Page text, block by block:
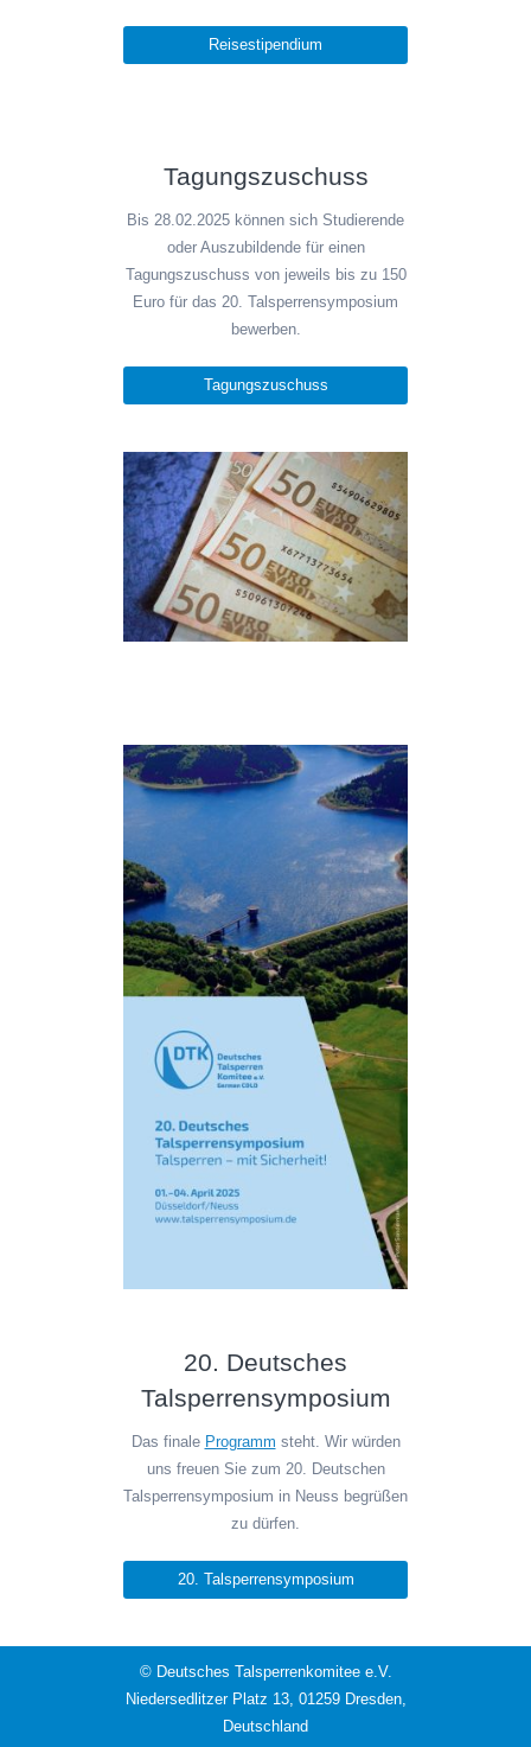
Reisestipendium
Tagungszuschuss
Bis 28.02.2025 können sich Studierende
oder Auszubildende für einen
Tagungszuschuss von jeweils bis zu 150
Euro für das 20. Talsperrensymposium
bewerben.
Tagungszuschuss
20. Deutsches
Talsperrensymposium
Das finale Programm steht. Wir würden
uns freuen Sie zum 20. Deutschen
Talsperrensymposium in Neuss begrüßen
zu dürfen.
20. Talsperrensymposium
© Deutsches Talsperrenkomitee e.V.
Niedersedlitzer Platz 13, 01259 Dresden,
Deutschland